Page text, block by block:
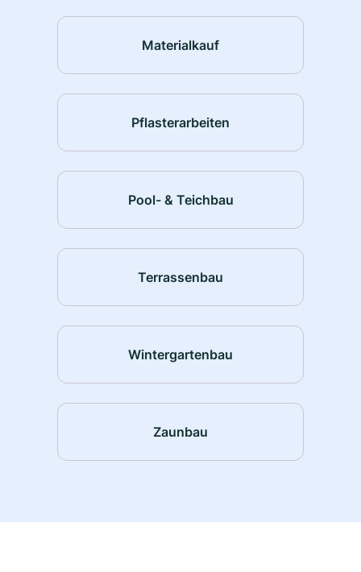
Materialkauf
Pflasterarbeiten
Pool- & Teichbau
Terrassenbau
Wintergartenbau
Zaunbau